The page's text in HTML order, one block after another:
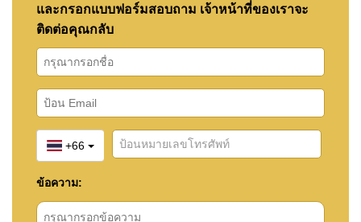
และกรอกแบบฟอร์มสอบถาม เจ้าหน้าที่ของเราจะ
ติดต่อคุณกลับ
+66
ข้อความ: